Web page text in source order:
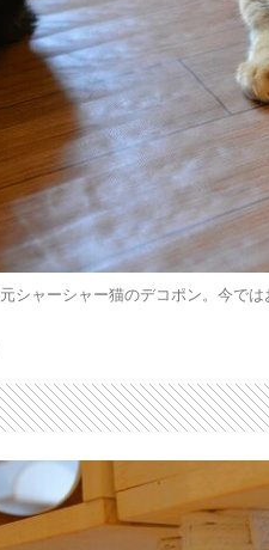
元シャーシャー猫のデコポン。今で